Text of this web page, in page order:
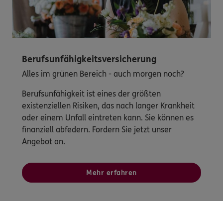
Berufsunfähigkeitsversicherung
Alles im grünen Bereich - auch morgen noch?
Berufsunfähigkeit ist eines der größten
existenziellen Risiken, das nach langer Krankheit
oder einem Unfall eintreten kann. Sie können es
finanziell abfedern. Fordern Sie jetzt unser
Angebot an.
Mehr erfahren